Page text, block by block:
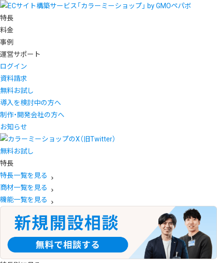
特長
料金
事例
運営サポート
ログイン
資料請求
無料お試し
導入を検討中の方へ
制作・開発会社の方へ
お知らせ
無料お試し
特長
特長一覧を見る
商材一覧を見る
機能一覧を見る